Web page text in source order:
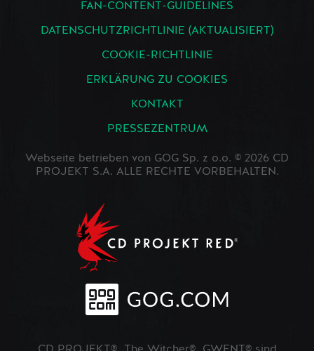
FAN-CONTENT-GUIDELINES
DATENSCHUTZRICHTLINIE (AKTUALISIERT)
COOKIE-RICHTLINIE
ERKLÄRUNG ZU COOKIES
KONTAKT
PRESSEZENTRUM
Webseite betrieben von GOG Sp. z o.o. © 2026 CD
PROJEKT S.A. ALLE RECHTE VORBEHALTEN.